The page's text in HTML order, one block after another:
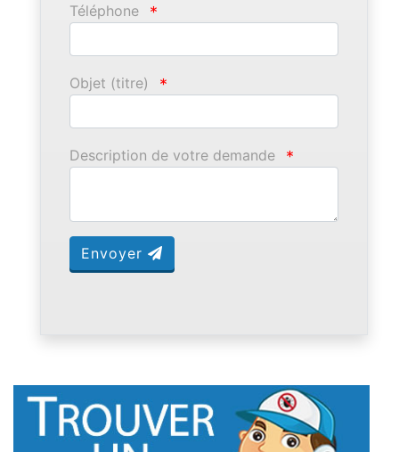
Téléphone *
Objet (titre) *
Description de votre demande *
Envoyer